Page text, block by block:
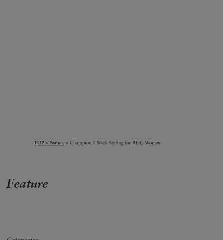
TOP Feature Champion 1 Week Styling for RHC Women
Feature